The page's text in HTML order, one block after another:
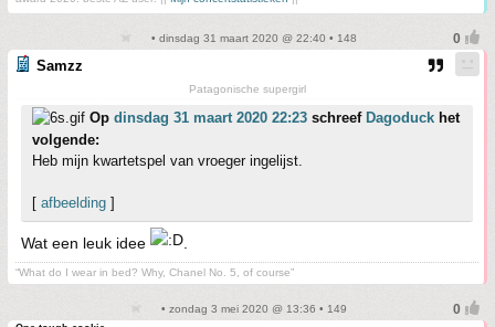
• dinsdag 31 maart 2020 @ 22:40 • 148
Samzz
Patagonische supergirl
Op dinsdag 31 maart 2020 22:23 schreef Dagoduck het
volgende:
Heb mijn kwartetspel van vroeger ingelijst.
[ afbeelding ]
Wat een leuk idee
“What do I wear in bed? Why, Chanel No. 5, of course”
• zondag 3 mei 2020 @ 13:36 • 149